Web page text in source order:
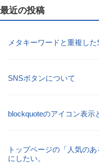
最近の投稿
メタキーワードと重複し
SNSボタンについて
blockquoteのアイコン表示
トップページの「人気の
にしたい。